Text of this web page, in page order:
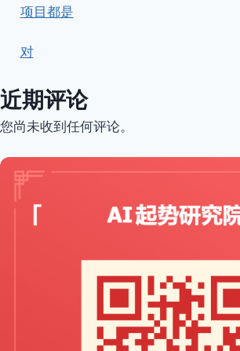
项目都是
对
近期评论
您尚未收到任何评论。